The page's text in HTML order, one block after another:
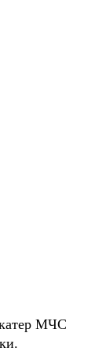
МЧС